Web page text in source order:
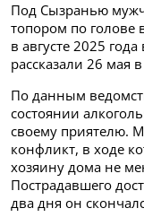
Под Сызранью
топором по голове
в августе 2025
рассказали 26 мая
По данным
состоянии
своему приятелю.
конфликт, в ходе
хозяину дома не
Пострадавшего
два дня он